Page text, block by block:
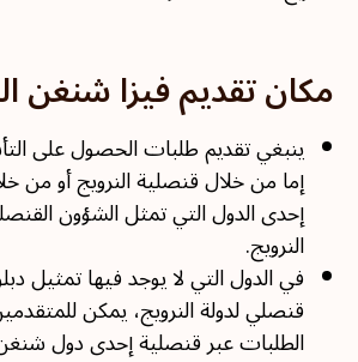
مكان تقديم فيزا شنغن
ينبغي تقديم طلبات الحصول على
إما من خلال قنصلية النرويج أو من
إحدى الدول التي تمثل الشؤون
النرويج.
في الدول التي لا يوجد فيها تمثيل
قنصلي لدولة النرويج، يمكن
الطلبات عبر قنصلية إحدى دول